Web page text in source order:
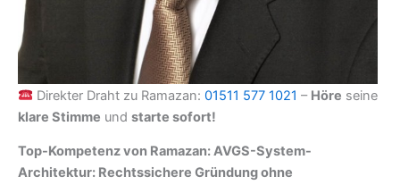
Direkter Draht zu Ramazan: 01511 577 1021 – Höre seine
klare Stimme und starte sofort!
Top-Kompetenz von Ramazan: AVGS-System-
Architektur: Rechtssichere Gründung ohne